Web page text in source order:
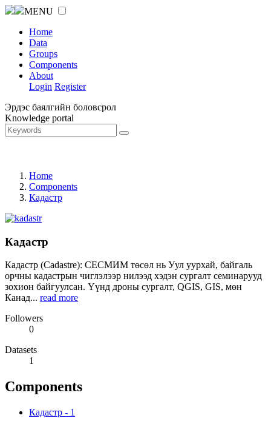
MENU
Home
Data
Groups
Components
About
Login Register
Эрдэс баялгийн боловсрол
Knowledge portal
Home
Components
Кадастр
Кадастр
Кадастр (Cadastre): СЕСМИМ төсөл нь Уул уурхай, байгаль
орчны кадастрын чиглэлээр нилээд хэдэн сургалт семинарууд
зохион байгуулсан. Үүнд дроны сургалт, QGIS, GIS, мөн
Канад... read more
Followers
0
Datasets
1
Components
Кадастр - 1